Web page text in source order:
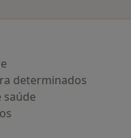
determinados
saúde